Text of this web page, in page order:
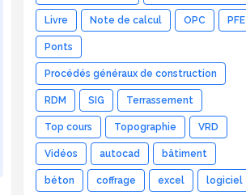
Livre Note de calcul OPC PFE
Ponts
Procédés généraux de construction
RDM SIG Terrassement
Top cours Topographie VRD
Vidéos autocad bâtiment
béton coffrage excel logiciel